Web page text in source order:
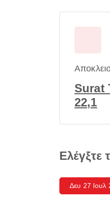
Surat
22,1
Δευ 27 Ιουλ